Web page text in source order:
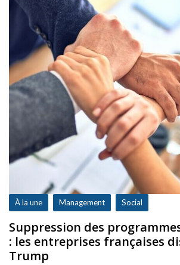
À la une Management Social
Suppression des
: les entreprises françaises
Trump